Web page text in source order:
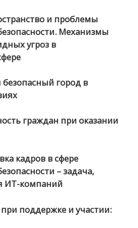
и проблемы
Механизмы
угроз в
город в
граждан при оказании
кадров в сфере
– задача,
ИТ-компаний
поддержке и участии: